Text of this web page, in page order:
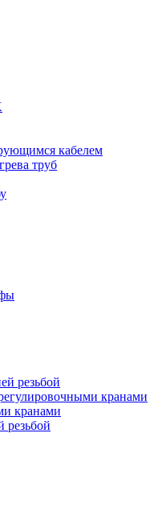
кабелем
труб
резьбой
кранами
кранами
резьбой